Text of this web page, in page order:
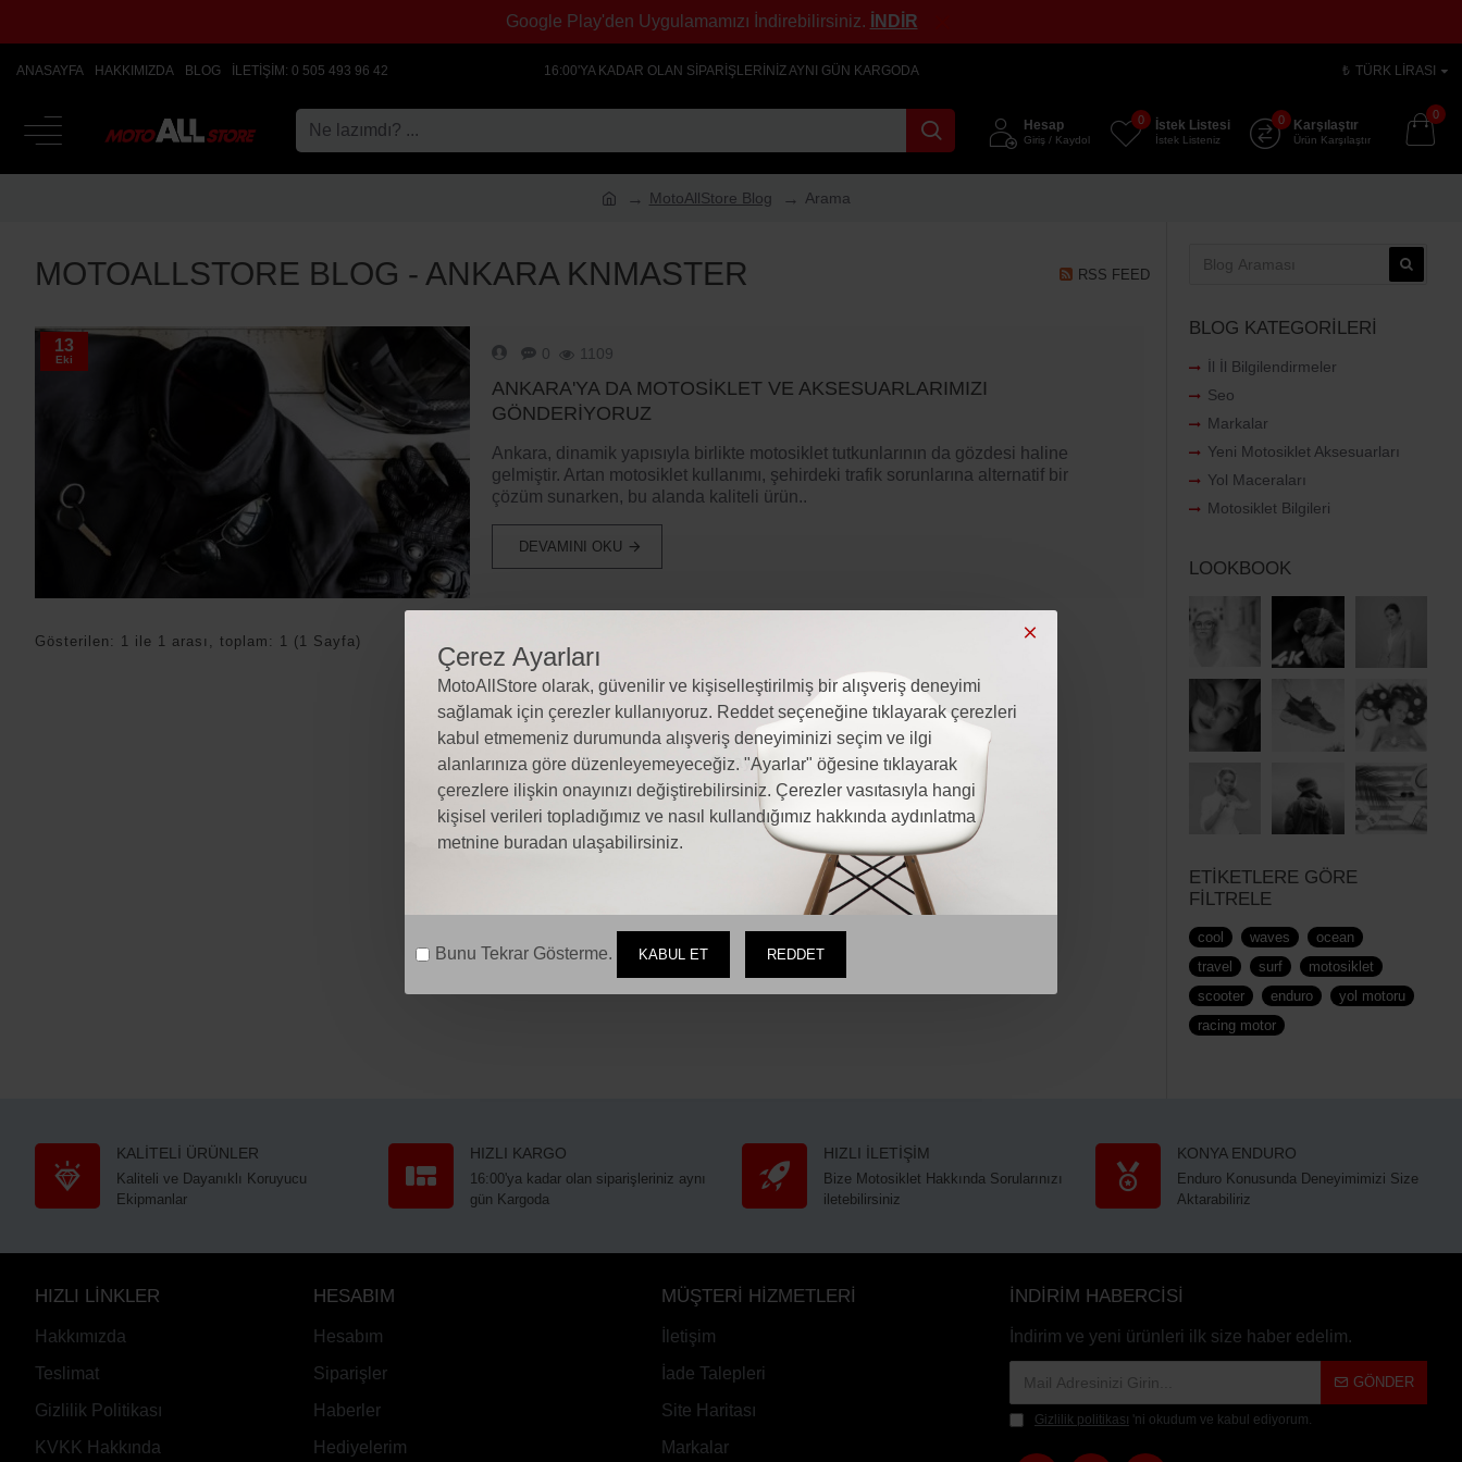
Çerez Ayarları
MotoAllStore olarak, güvenilir ve kişiselleştirilmiş bir alışveriş deneyimi
sağlamak için çerezler kullanıyoruz. Reddet seçeneğine tıklayarak çerezleri
kabul etmemeniz durumunda alışveriş deneyiminizi seçim ve ilgi
alanlarınıza göre düzenleyemeyeceğiz. "Ayarlar" öğesine tıklayarak
çerezlere ilişkin onayınızı değiştirebilirsiniz. Çerezler vasıtasıyla hangi
kişisel verileri topladığımız ve nasıl kullandığımız hakkında aydınlatma
metnine buradan ulaşabilirsiniz.
KABUL ET REDDET
Bunu Tekrar Gösterme.
Google Play'den Uygulamamızı İndirebilirsiniz. İNDİR
ANASAYFA HAKKIMIZDA BLOG İLETIŞIM: 0 505 493 96 42 16:00'YA KADAR OLAN SIPARIŞLERINIZ AYNI GÜN KARGODA ₺ TÜRK LIRASI
Hesap
Giriş / Kaydol
İstek Listesi
İstek Listeniz
0 Karşılaştır
Ürün Karşılaştır
0 0
MotoAllStore Blog Arama
MOTOALLSTORE BLOG - ANKARA KNMASTER RSS FEED
13
Eki 0 1109
ANKARA'YA DA MOTOSIKLET VE AKSESUARLARIMIZI
GÖNDERIYORUZ
Ankara, dinamik yapısıyla birlikte motosiklet tutkunlarının da gözdesi haline
gelmiştir. Artan motosiklet kullanımı, şehirdeki trafik sorunlarına alternatif bir
çözüm sunarken, bu alanda kaliteli ürün..
DEVAMINI OKU
Gösterilen: 1 ile 1 arası, toplam: 1 (1 Sayfa)
BLOG KATEGORILERI
İl İl Bilgilendirmeler
Seo
Markalar
Yeni Motosiklet Aksesuarları
Yol Maceraları
Motosiklet Bilgileri
LOOKBOOK
ETIKETLERE GÖRE
FILTRELE
cool waves
ocean
travel
surf
motosiklet
scooter
enduro
yol motoru
racing motor
KALİTELİ ÜRÜNLER
Kaliteli ve Dayanıklı Koruyucu
Ekipmanlar
HIZLI KARGO
16:00'ya kadar olan siparişleriniz aynı
gün Kargoda
HIZLI İLETİŞİM
Bize Motosiklet Hakkında Sorularınızı
iletebilirsiniz
KONYA ENDURO
Enduro Konusunda Deneyimimizi Size
Aktarabiliriz
HIZLI LİNKLER
Hakkımızda
Teslimat
Gizlilik Politikası
KVKK Hakkında
HESABIM
Hesabım
Siparişler
Haberler
Hediyelerim
MÜŞTERİ HİZMETLERİ
İletişim
İade Talepleri
Site Haritası
Markalar
İNDİRİM HABERCİSİ
İndirim ve yeni ürünleri ilk size haber edelim.
GÖNDER
Gizlilik politikası 'ni okudum ve kabul ediyorum.